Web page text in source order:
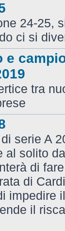
24-25,
ci si
e
tra
serie A
al solito
di
di
impedire
il